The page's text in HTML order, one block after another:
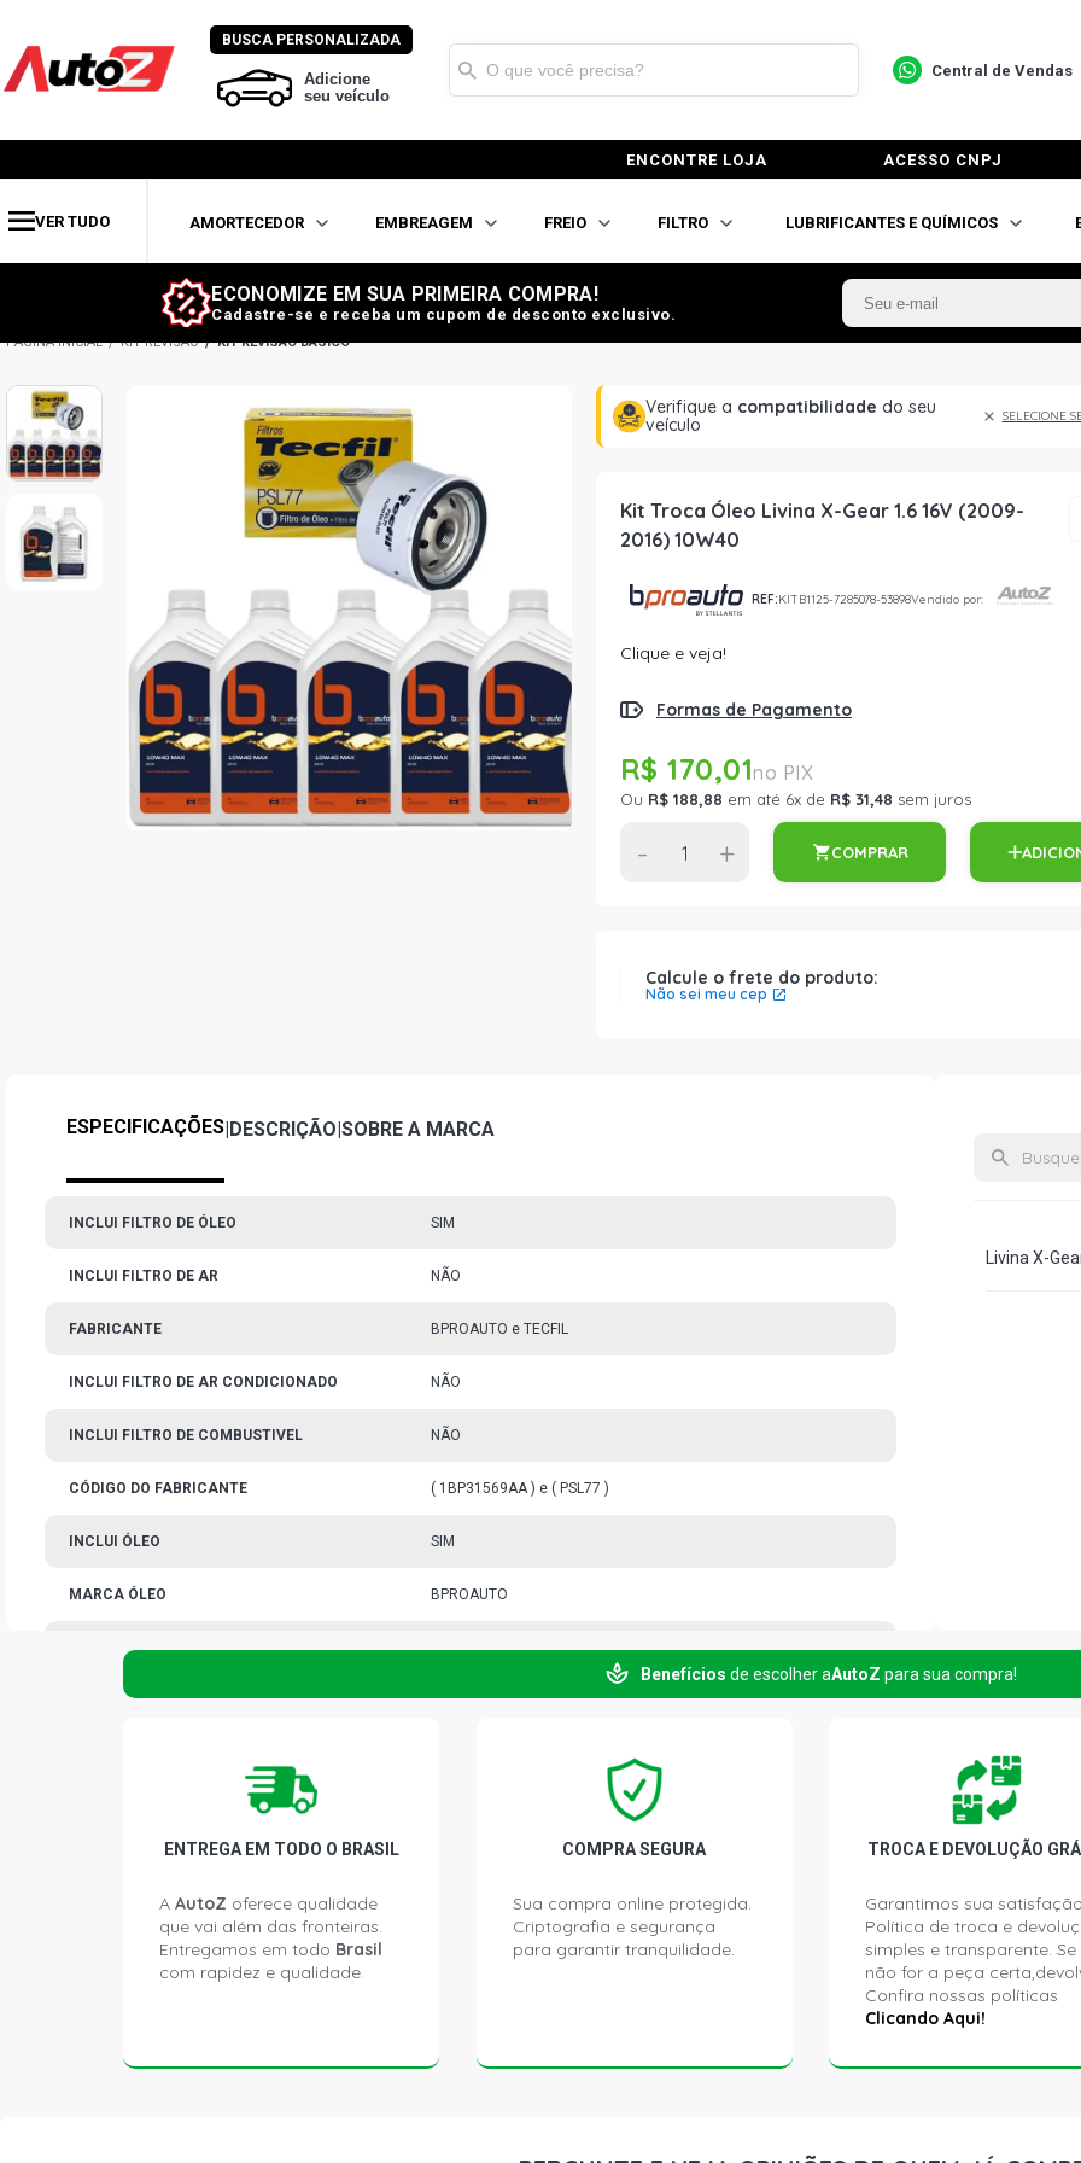
BUSCA PERSONALIZADA
Adicione
seu veículo
Central de Vendas
ENCONTRE LOJA ACESSO CNPJ
VER TUDO AMORTECEDOR EMBREAGEM FREIO FILTRO LUBRIFICANTES E QUÍMICOS
ECONOMIZE EM SUA PRIMEIRA COMPRA!
Cadastre-se e receba um cupom de desconto exclusivo.
KIT REVISÃO KIT REVISÃO BÁSICO
Verifique a compatibilidade do seu
veículo
SELECIONE
Kit Troca Óleo Livina X-Gear 1.6 16V (2009-
2016) 10W40
REF:KITB1125-7285078-53898Vendido por:
Clique e veja!
Formas de Pagamento
R$ 170,01
Ou R$ 188,88 em até 6x de R$ 31,48 sem juros
- + COMPRAR
Calcule o frete do produto:
Não sei meu cep
ESPECIFICAÇÕES|DESCRIÇÃO|SOBRE A MARCA
INCLUI FILTRO DE ÓLEO SIM
INCLUI FILTRO DE AR NÃO
FABRICANTE BPROAUTO e TECFIL
INCLUI FILTRO DE AR CONDICIONADO NÃO
INCLUI FILTRO DE COMBUSTIVEL NÃO
CÓDIGO DO FABRICANTE ( 1BP31569AA ) e ( PSL77 )
INCLUI ÓLEO SIM
MARCA ÓLEO BPROAUTO
VISCOSIDADE ÓLEO 10W40
MARCA FILTRO DE ÓLEO TECFIL
QTD ÓLEO KIT
Livina X-
Benefícios de escolher aAutoZ para sua compra!
ENTREGA EM TODO O BRASIL
A AutoZ oferece qualidade
que vai além das fronteiras.
Entregamos em todo Brasil
com rapidez e qualidade.
COMPRA SEGURA
Sua compra online protegida.
Criptografia e segurança
para garantir tranquilidade.
TROCA E DEVOLUÇÃO
Garantimos sua
Política de troca e
simples e transparente. Se
não for a peça
Confira nossas políticas
Clicando Aqui!